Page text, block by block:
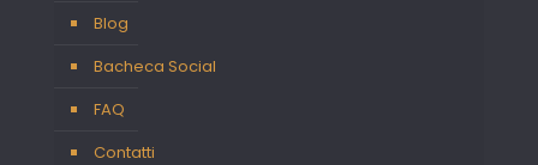
Blog
Bacheca Social
FAQ
Contatti